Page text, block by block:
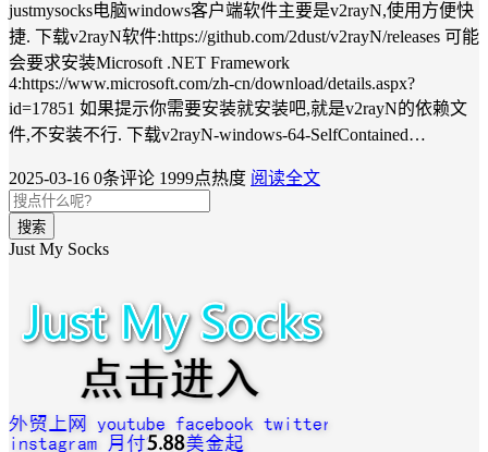
justmysocks电脑windows客户端软件主要是v2rayN,使用方便快
捷. 下载v2rayN软件:https://github.com/2dust/v2rayN/releases 可能
会要求安装Microsoft .NET Framework
4:https://www.microsoft.com/zh-cn/download/details.aspx?
id=17851 如果提示你需要安装就安装吧,就是v2rayN的依赖文
件,不安装不行. 下载v2rayN-windows-64-SelfContained…
2025-03-16 0条评论 1999点热度 阅读全文
搜索
Just My Socks